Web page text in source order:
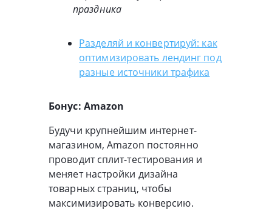
праздника
Разделяй и конвертируй: как
оптимизировать лендинг под
разные источники трафика
Бонус: Amazon
Будучи крупнейшим интернет-
магазином, Amazon постоянно
проводит сплит-тестирования и
меняет настройки дизайна
товарных страниц, чтобы
максимизировать конверсию.